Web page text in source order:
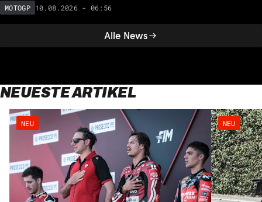
Alle News
MOTOGP 10.08.2026 - 06:56
NEUESTE ARTIKEL
NEU NEU